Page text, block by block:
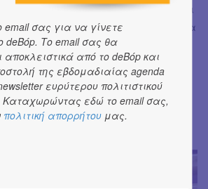
τον πρόχειρο αυτοσχεδιασμό και
Το κοινό θα περάσει ευχάριστα, θα
ένας πιο απαιτητικός θεατής
και κάτι παραπάνω.
λεπτομέρειες για την
σας για να γίνετε
deBόp. Το email σας θα
αποκλειστικά από το deBόp και
της εβδομαδιαίας agenda
ευρύτερου πολιτιστικού
Καταχωρώντας εδώ το email σας,
πολιτική απορρήτου μας.